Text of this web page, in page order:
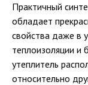
Практичный
обладает
свойства даже в
теплоизоляции и
утеплитель
относительно